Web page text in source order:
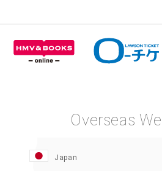
Overseas
Japan